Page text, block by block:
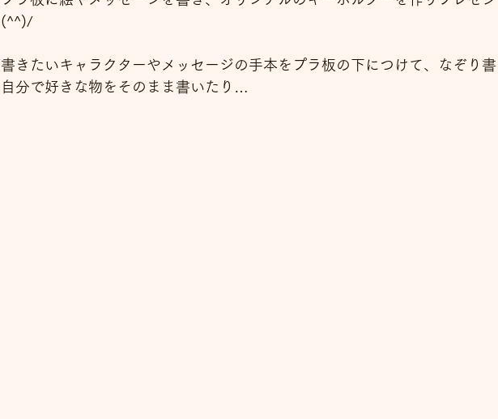
(^^)/
書きたいキャラクターやメッセージの手本をプラ板の下につけて、なぞり
自分で好きな物をそのまま書いたり…